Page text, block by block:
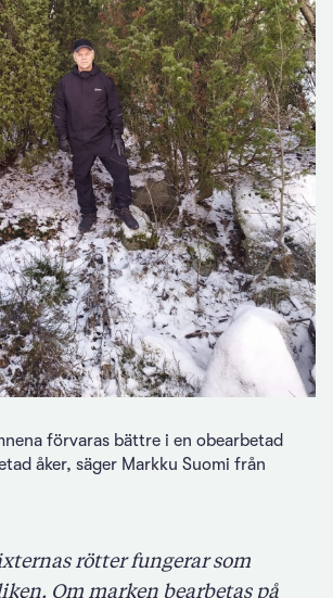
förvaras bättre i en obearbetad
åker, säger Markku Suomi från
rötter fungerar som
Om marken bearbetas på